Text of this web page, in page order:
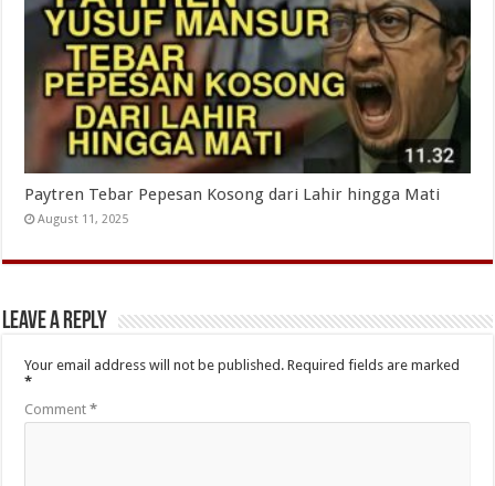
Paytren Tebar Pepesan Kosong dari Lahir hingga Mati
August 11, 2025
Leave a Reply
Your email address will not be published. Required fields are marked
*
Comment*